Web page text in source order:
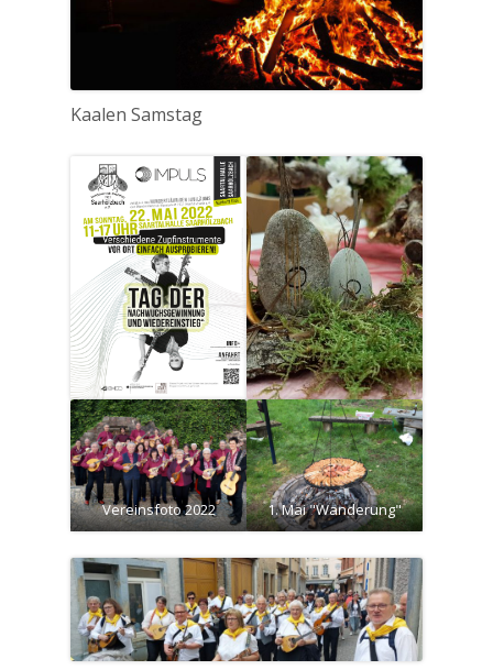
Kaalen Samstag
Vereinsfoto 2022 1. Mai "Wanderung"